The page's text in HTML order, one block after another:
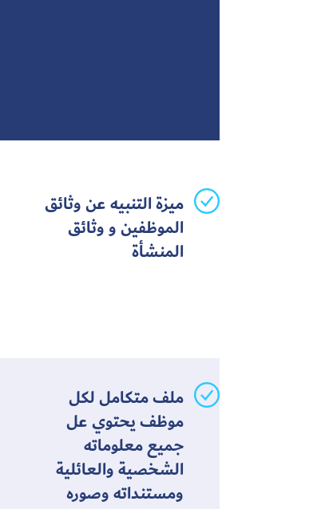
ميزة التنبيه عن وثائق
الموظفين و وثائق
المنشأة
ملف متكامل لكل
موظف يحتوي عل
جميع معلوماته
الشخصية والعائلية
ومستنداته وصوره